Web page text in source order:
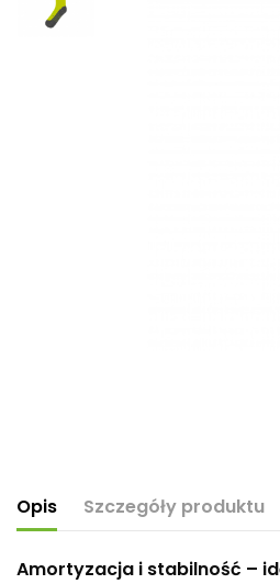
Opis Szczegóły produktu
Amortyzacja i stabilność –